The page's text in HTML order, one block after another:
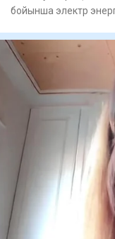
бойынша электр